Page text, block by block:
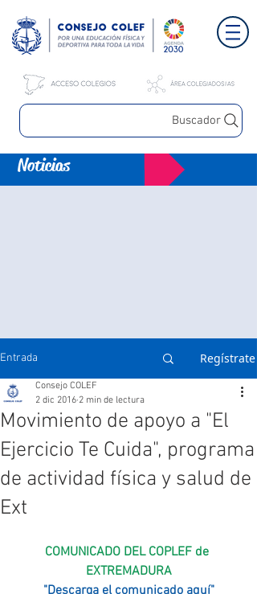
Buscador
Noticias
Entrada Regístrate
Movimiento de apoyo a "El
Ejercicio Te Cuida", programa
de actividad física y salud de
Ext
Consejo COLEF
2 dic 2016 2 min de lectura
COMUNICADO DEL COPLEF de
EXTREMADURA
"Descarga el comunicado aquí"